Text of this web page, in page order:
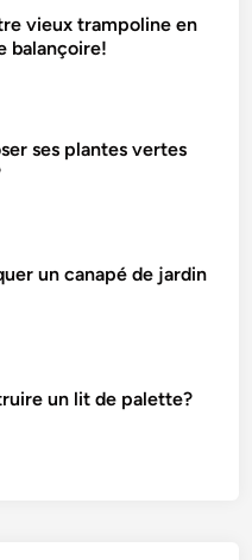
vieux trampoline en
balançoire!
ses plantes vertes
un canapé de jardin
un lit de palette?